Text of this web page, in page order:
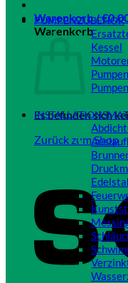
Warenkorb /€
Warenkorb
Es befinden sich
Zurück zum Shop
PUMPENZUBEHÖR
Kessel